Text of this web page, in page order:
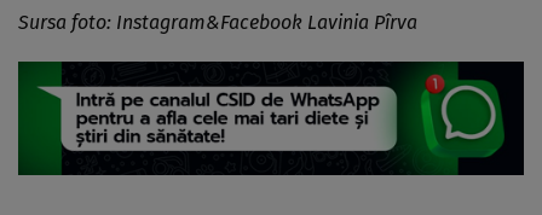
Sursa foto: Instagram&Facebook Lavinia Pîrva